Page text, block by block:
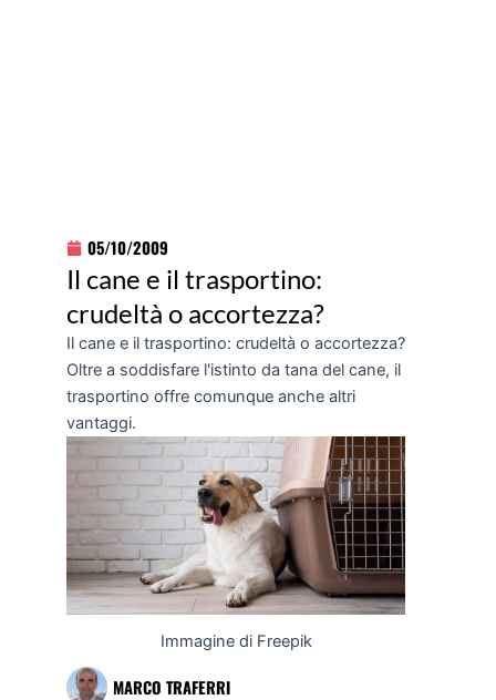
05/10/2009
Il cane e il trasportino:
crudeltà o accortezza?
Il cane e il trasportino: crudeltà o accortezza?
Oltre a soddisfare l'istinto da tana del cane, il
trasportino offre comunque anche altri
vantaggi.
Immagine di Freepik
MARCO TRAFERRI